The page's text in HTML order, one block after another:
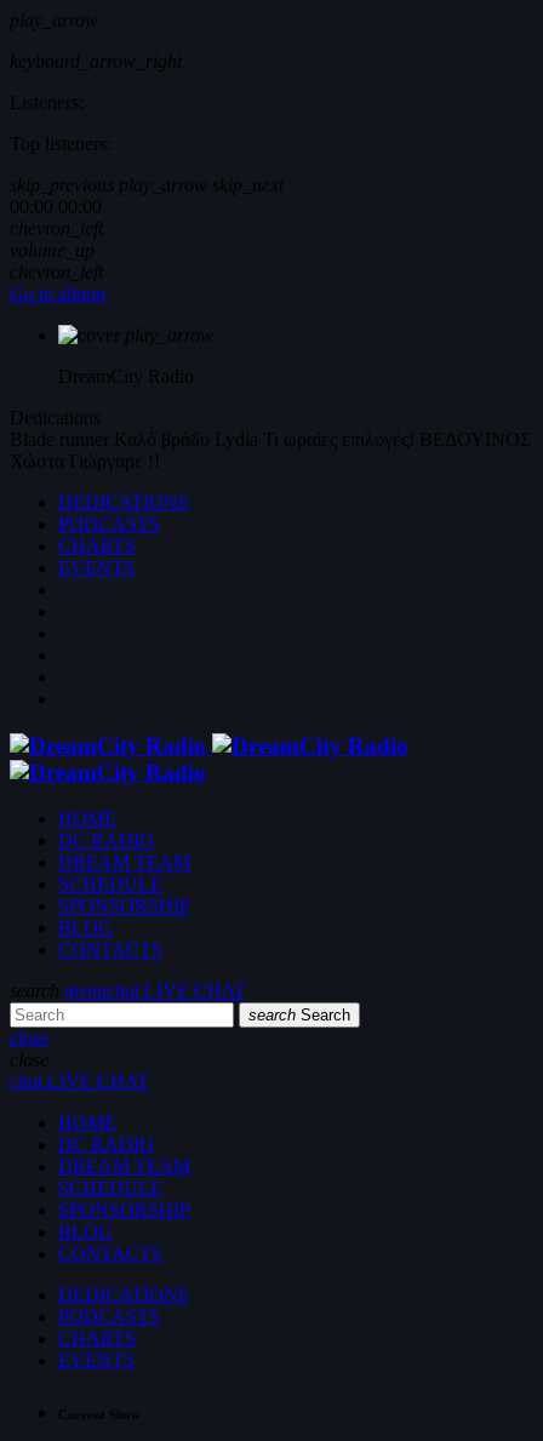
play_arrow
keyboard_arrow_right
Listeners:
Top listeners:
skip_previous play_arrow skip_next
00:00 00:00
chevron_left
volume_up
chevron_left
Go to album
play_arrow
DreamCity Radio
Dedications
Blade runner Καλό βράδυ Lydia Τι ωραίες επιλογές! ΒΕΔΟΥΙΝΟΣ
Χώστα Γιώργαρε !!
DEDICATIONS
PODCASTS
CHARTS
EVENTS
HOME
DC RADIO
DREAM TEAM
SCHEDULE
SPONSORSHIP
BLOG
CONTACTS
search menuchatLIVE CHAT
search Search
close
close
chatLIVE CHAT
HOME
DC RADIO
DREAM TEAM
SCHEDULE
SPONSORSHIP
BLOG
CONTACTS
DEDICATIONS
PODCASTS
CHARTS
EVENTS
Current Show